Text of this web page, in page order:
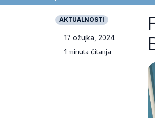
AKTUALNOSTI
17 ožujka, 2024
1 minuta čitanja